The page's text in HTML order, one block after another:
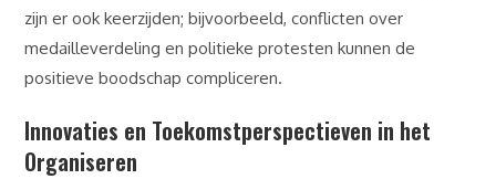
zijn er ook keerzijden; bijvoorbeeld, conflicten over
medailleverdeling en politieke protesten kunnen de
positieve boodschap compliceren.
Innovaties en Toekomstperspectieven in het
Organiseren